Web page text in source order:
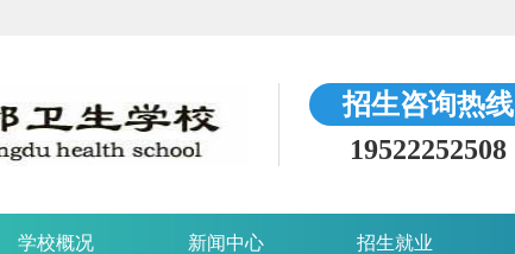
招生咨询热线
19522252508
学校概况 新闻中心 招生就业